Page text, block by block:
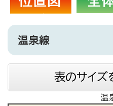
温泉線
表のサイズ
温